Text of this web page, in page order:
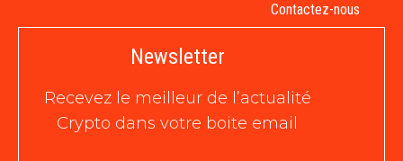
Contactez-nous
Newsletter
Recevez le meilleur de l’actualité
Crypto dans votre boite email